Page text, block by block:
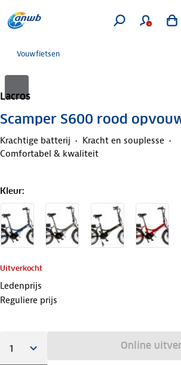
Vouwfietsen
Lacros
Scamper S600 rood
Krachtige batterij
Kracht en souplesse
Comfortabel & kwaliteit
Kleur:
Uitverkocht
Ledenprijs
Reguliere prijs
Online